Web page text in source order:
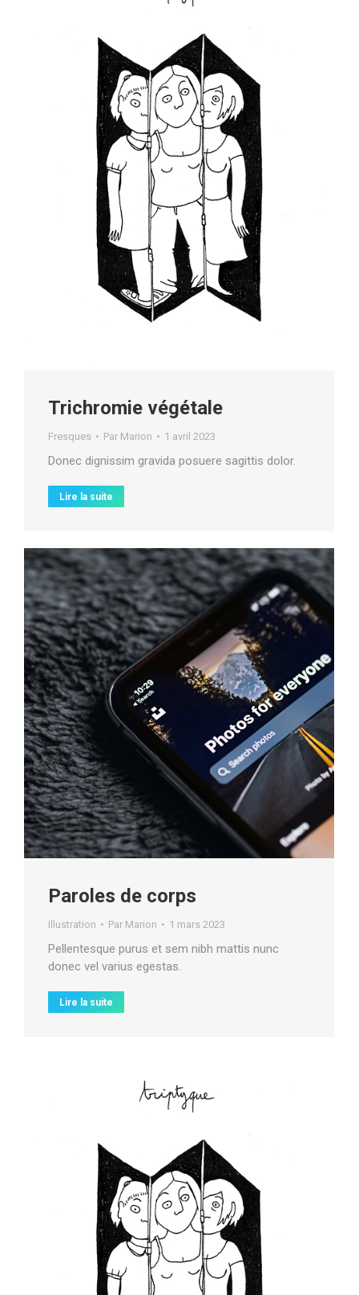
Trichromie végétale
Fresques Par Marion 1 avril 2023
Donec dignissim gravida posuere sagittis dolor.
Lire la suite
Paroles de corps
Illustration Par Marion 1 mars 2023
Pellentesque purus et sem nibh mattis nunc
donec vel varius egestas.
Lire la suite